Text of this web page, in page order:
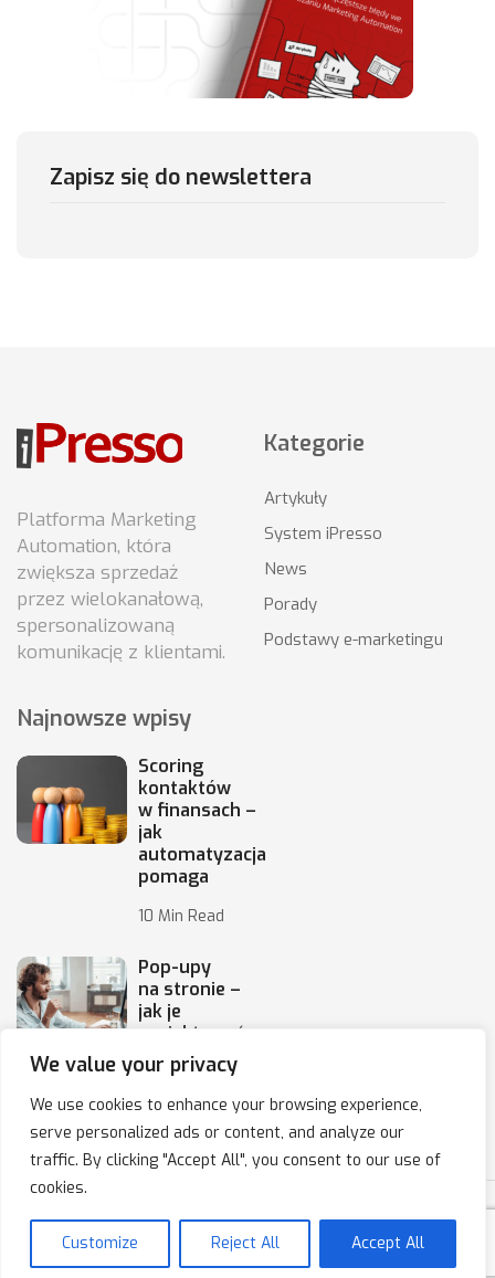
We value your privacy
We use cookies to enhance your browsing experience,
serve personalized ads or content, and analyze our
traffic. By clicking "Accept All", you consent to our use of
cookies.
Customize Reject All Accept All
Zapisz się do newslettera
Platforma Marketing
Automation, która
zwiększa sprzedaż
przez wielokanałową,
spersonalizowaną
komunikację z klientami.
Kategorie
Artykuły
System iPresso
News
Porady
Podstawy e-marketingu
Najnowsze wpisy
Scoring
kontaktów
w finansach –
jak
automatyzacja
pomaga
10 Min Read
Pop-upy
na stronie –
jak je
projektować,
by
10 Min Read
Copyright © 2020-2025 IPresso S.A. Marketing Automation
Polityka prywatności